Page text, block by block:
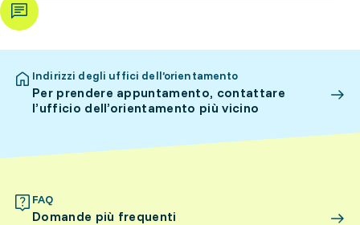
Indirizzi degli uffici dell’orientamento
Per prendere appuntamento, contattare
l’ufficio dell’orientamento più vicino
FAQ
Domande più frequenti